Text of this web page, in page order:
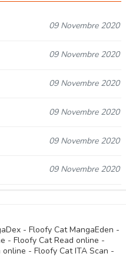
09 Novembre 2020
09 Novembre 2020
09 Novembre 2020
09 Novembre 2020
09 Novembre 2020
09 Novembre 2020
- Floofy Cat MangaEden -
- Floofy Cat Read online -
- Floofy Cat ITA Scan -